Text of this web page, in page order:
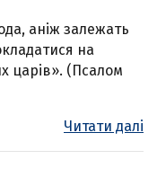
аніж залежать
на
царів». (Псалом
Читати далі